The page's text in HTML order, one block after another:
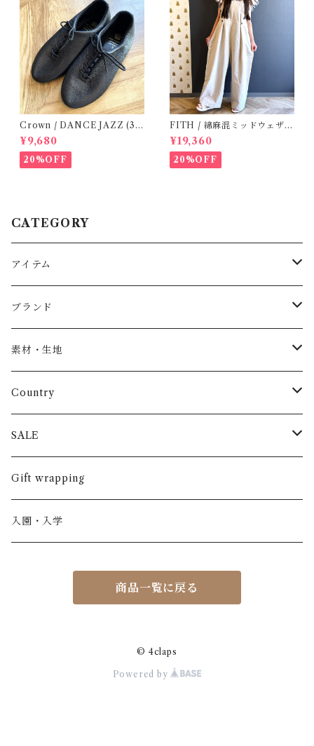
Crown / DANCE JAZZ (3:2
2cm / 6:24-24,5 ) Black
¥9,680
20%OFF
FITH / 綿麻混ミッドウェザー
サロペット(OM) / Size 1・2
¥19,360
20%OFF
CATEGORY
アイテム
Baby
トップス
長袖
半袖
パンツ
長ズボン
半ズボン
スカート
ワンピース
カーディガン / 羽織もの
ブランド
AS WE GROW
ARCH&LINE
BABE & TESS
BOBOCHOSES
BONHEUR DU JOUR
素材・生地
コットン 100%
リネン( 麻 )
ウール
アルパカ
Country
France / フランス
Italy / イタリア
NY / ニューヨーク
Spain / スペイン
SALE
男の子
女の子
くつ・帽子・Bag
Gift wrapping
入園・入学
商品一覧に戻る
© 4claps
Powered by